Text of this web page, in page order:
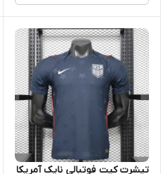
تیشرت کیت فوتبالی نایک آمریکا